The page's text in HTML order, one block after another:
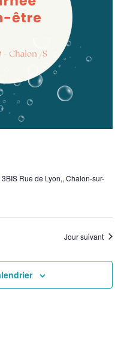
3BIS Rue de Lyon,, Chalon-sur-
Jour suivant